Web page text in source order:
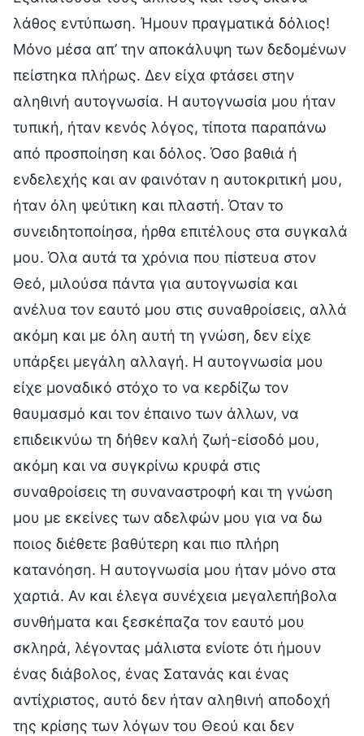
λάθος εντύπωση. Ήμουν πραγματικά δόλιος!
Μόνο μέσα απ’ την αποκάλυψη των δεδομένων
πείστηκα πλήρως. Δεν είχα φτάσει στην
αληθινή αυτογνωσία. Η αυτογνωσία μου ήταν
τυπική, ήταν κενός λόγος, τίποτα παραπάνω
από προσποίηση και δόλος. Όσο βαθιά ή
ενδελεχής και αν φαινόταν η αυτοκριτική μου,
ήταν όλη ψεύτικη και πλαστή. Όταν το
συνειδητοποίησα, ήρθα επιτέλους στα συγκαλά
μου. Όλα αυτά τα χρόνια που πίστευα στον
Θεό, μιλούσα πάντα για αυτογνωσία και
ανέλυα τον εαυτό μου στις συναθροίσεις, αλλά
ακόμη και με όλη αυτή τη γνώση, δεν είχε
υπάρξει μεγάλη αλλαγή. Η αυτογνωσία μου
είχε μοναδικό στόχο το να κερδίζω τον
θαυμασμό και τον έπαινο των άλλων, να
επιδεικνύω τη δήθεν καλή ζωή-είσοδό μου,
ακόμη και να συγκρίνω κρυφά στις
συναθροίσεις τη συναναστροφή και τη γνώση
μου με εκείνες των αδελφών μου για να δω
ποιος διέθετε βαθύτερη και πιο πλήρη
κατανόηση. Η αυτογνωσία μου ήταν μόνο στα
χαρτιά. Αν και έλεγα συνέχεια μεγαλεπήβολα
συνθήματα και ξεσκέπαζα τον εαυτό μου
σκληρά, λέγοντας μάλιστα ενίοτε ότι ήμουν
ένας διάβολος, ένας Σατανάς και ένας
αντίχριστος, αυτό δεν ήταν αληθινή αποδοχή
της κρίσης των λόγων του Θεού και δεν